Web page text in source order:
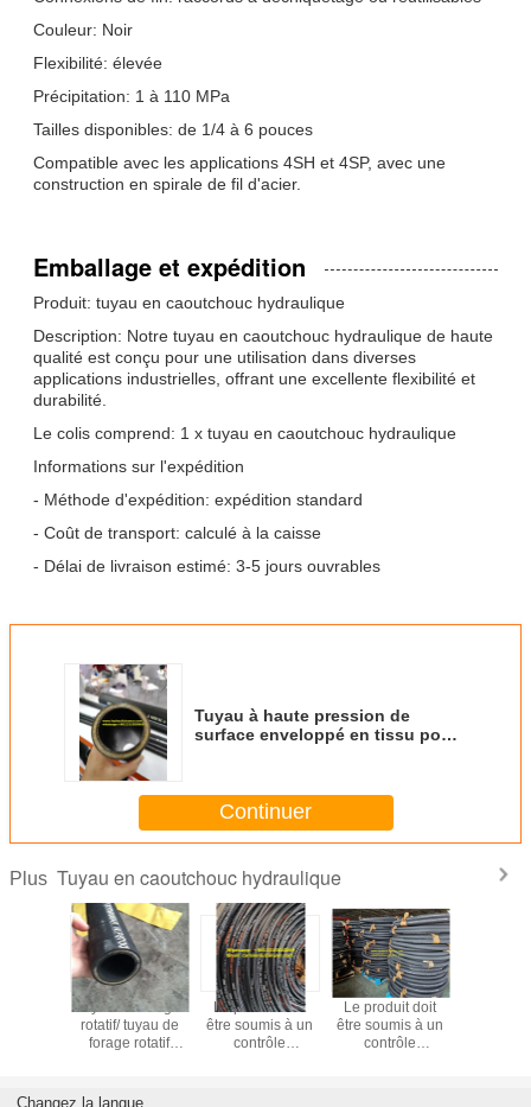
Couleur: Noir
Flexibilité: élevée
Précipitation: 1 à 110 MPa
Tailles disponibles: de 1/4 à 6 pouces
Compatible avec les applications 4SH et 4SP, avec une
construction en spirale de fil d'acier.
Emballage et expédition
Produit: tuyau en caoutchouc hydraulique
Description: Notre tuyau en caoutchouc hydraulique de haute
qualité est conçu pour une utilisation dans diverses
applications industrielles, offrant une excellente flexibilité et
durabilité.
Le colis comprend: 1 x tuyau en caoutchouc hydraulique
Informations sur l'expédition
- Méthode d'expédition: expédition standard
- Coût de transport: calculé à la caisse
- Délai de livraison estimé: 3-5 jours ouvrables
Tuyau à haute pression de
surface enveloppé en tissu pour
Continuer
Plus Tuyau en caoutchouc hydraulique
d'un
tuyau de forage
rotatif/ tuyau de
forage rotatif
Le produit doit
être soumis à un
contrôle
Le produit doit
être soumis à un
contrôle
Changez la langue